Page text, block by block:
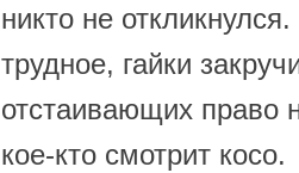
никто не
трудное, гайки
отстаивающих право
кое-кто смотрит косо.